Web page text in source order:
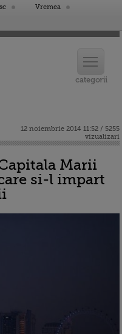
Vremea
12 noiembrie 2014 11:52 / 5255
vizualizari
Marii
si-l impart